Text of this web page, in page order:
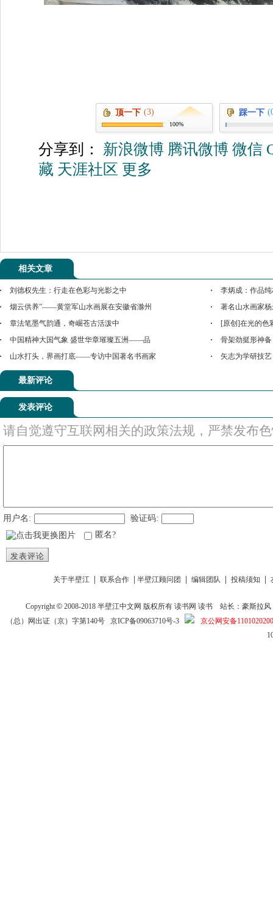
顶一下 (3)
100%
踩一下
分享到： 新浪微博 腾讯微博 微信
藏 天涯社区 更多
相关文章
刘德权先生：行走在色彩与光影之中
李炳成：作品
烟云供养”——黄堂军山水画展在安徽省滁州
著名山水画家
章法笔墨气韵通，奇崛苍古活泼中
[原创]在光的色
中国精神大国气象 盛世华章璀璨五洲——品
骨架劲挺形神
山水打头，界画打底——专访中国著名书画家
矢志为学研技
最新评论
发表评论
请自觉遵守互联网相关的政策法规，严禁发布
用户名:
验证码:
匿名?
发表评论
关于半壁江 联系合作 半壁江顾问团 编辑团队 投稿须知
Copyright © 2008-2018半壁江中文网 版权所有读书网 读书
站长：豪斯拉风
（总）网出证（京）字第140号 京ICP备09063710号-3
京公网安备